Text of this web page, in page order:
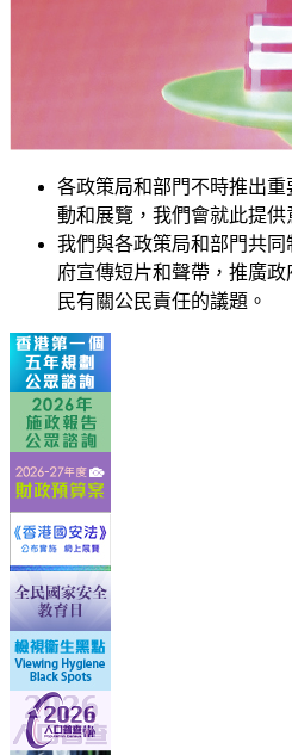
各政策局和部門不時推出
動和展覽，我們會就此提供
我們與各政策局和部門共
府宣傳短片和聲帶，推廣
民有關公民責任的議題。